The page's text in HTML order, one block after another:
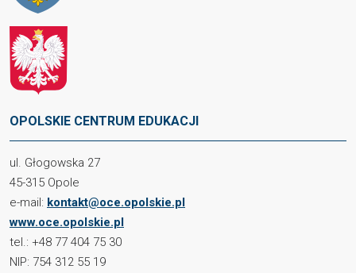
OPOLSKIE CENTRUM EDUKACJI
ul. Głogowska 27
45-315 Opole
e-mail: kontakt@oce.opolskie.pl
www.oce.opolskie.pl
tel.: +48 77 404 75 30
NIP: 754 312 55 19